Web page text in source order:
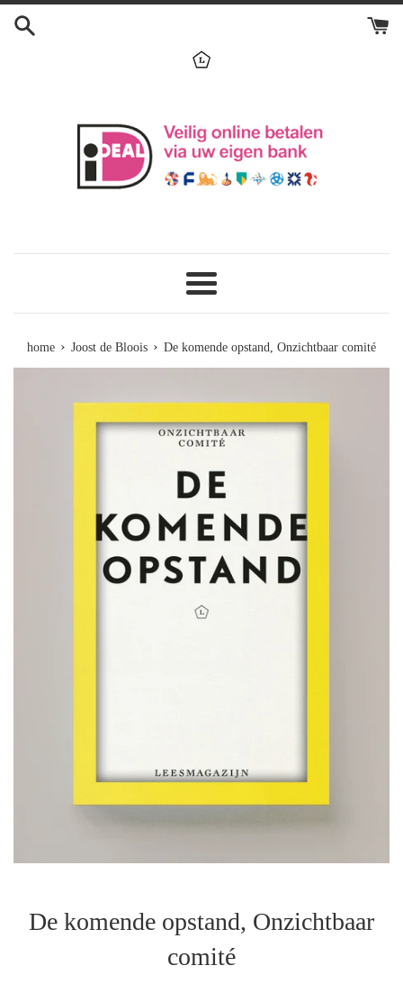
Skip
menu
home › Joost de Bloois › De komende opstand, Onzichtbaar comité
De komende opstand, Onzichtbaar
comité